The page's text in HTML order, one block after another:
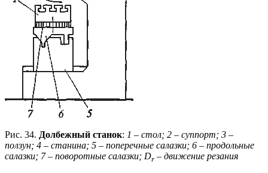
Рис. 34. Долбежный станок: 1 – стол; 2 – суппорт; 3 –
ползун; 4 – станина; 5 – поперечные салазки; 6 – продольные
салазки; 7 – поворотные салазки; Dr – движение резания